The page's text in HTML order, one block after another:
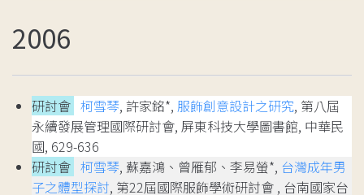
2006
研討會 柯雪琴, 許家銘*, 服飾創意設計之研究, 第八屆
永續發展管理國際研討會, 屏東科技大學圖書館, 中華民
國, 629-636
研討會 柯雪琴, 蘇嘉鴻、曾雁郁、李易螢*, 台灣成年男
子之體型探討, 第22屆國際服飾學術研討會 , 台南國家台